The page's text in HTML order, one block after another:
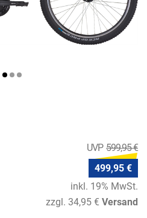
599,95 €
499,95 €
inkl. 19% MwSt.
zzgl. 34,95 € Versand